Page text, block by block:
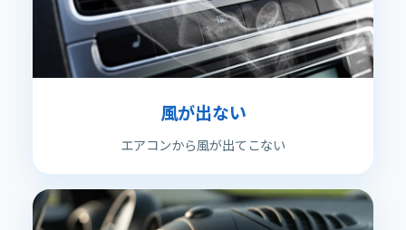
風が出ない
エアコンから風が出てこない